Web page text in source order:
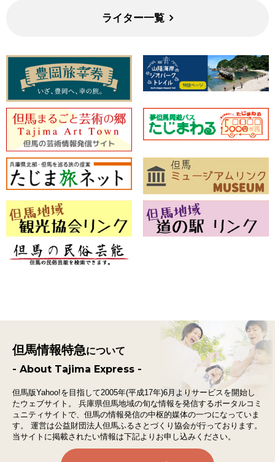
ライター一覧
但馬情報特急について
- About Tajima Express -
但馬版Yahoo!を目指して2005年(平成17年)6月よりサービスを開始し
たウェブサイト。
兵庫県但馬地域の旬な情報を発信するポータルコミ
ュニティサイトで、 但馬の情報発信の中枢的媒体の一つになっていま
す。
運営は公益財団法人但馬ふるさとづくり協会が行っております。
当サイトに掲載されたい情報は下記よりお申し込みください。